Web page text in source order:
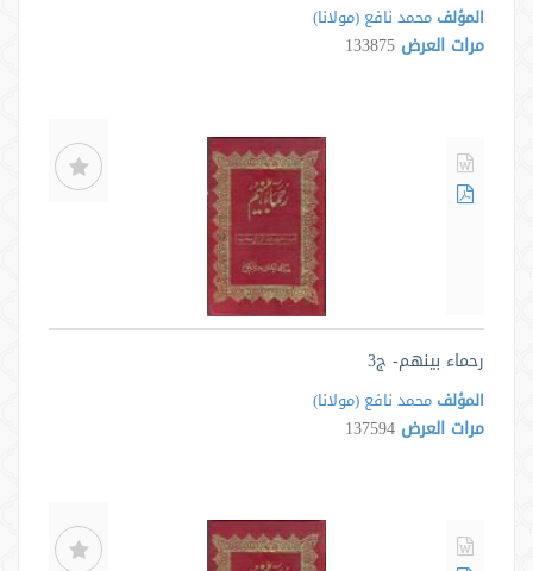
المؤلف محمد نافع (مولانا)
مرات العرض 133875
رحماء بينهم- ج3
المؤلف محمد نافع (مولانا)
مرات العرض 137594